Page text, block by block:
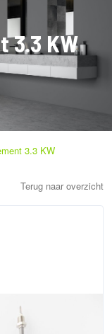
3.3 KW
3.3 KW
Terug naar overzicht